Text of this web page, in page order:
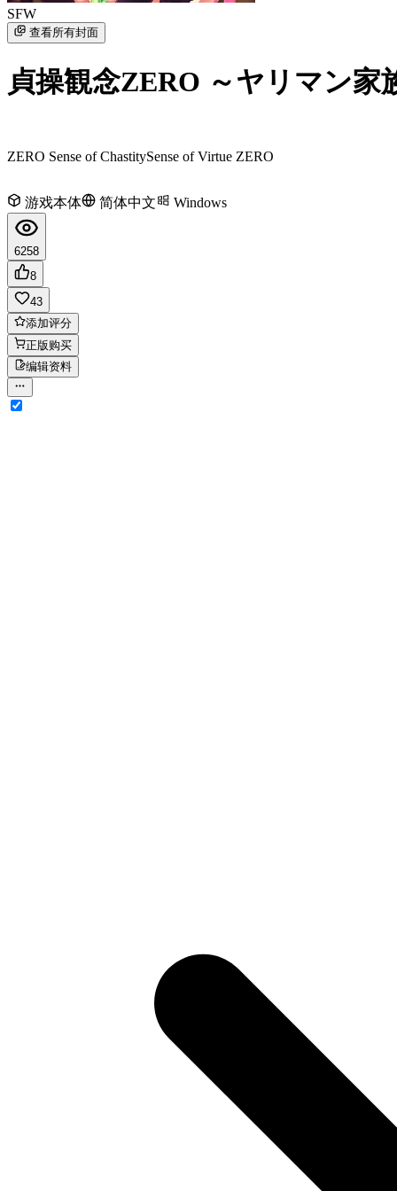
SFW
查看所有封面
貞操観念ZERO ～ヤリマン家
ZERO Sense of ChastitySense of Virtue ZERO
游戏本体 简体中文 Windows
6258
8
43
添加评分
正版购买
编辑资料